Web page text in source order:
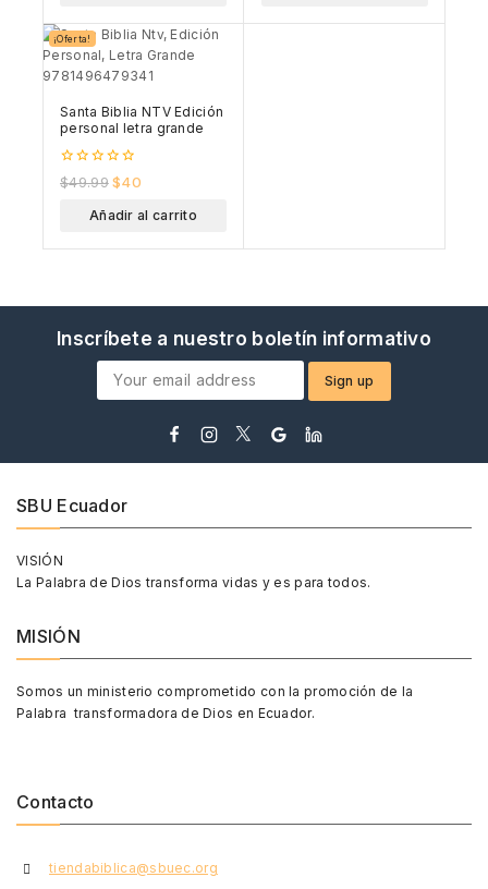
¡Oferta!
Santa Biblia NTV Edición
personal letra grande
0
out
$49.99 $40
Añadir al carrito
Inscríbete a nuestro boletín informativo
SBU Ecuador
VISIÓN
La Palabra de Dios transforma vidas y es para todos.
MISIÓN
Somos un ministerio comprometido con la promoción de la
Palabra transformadora de Dios en Ecuador.
Contacto
tiendabiblica@sbuec.org